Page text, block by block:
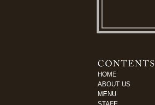
HOME
ABOUT US
MENU